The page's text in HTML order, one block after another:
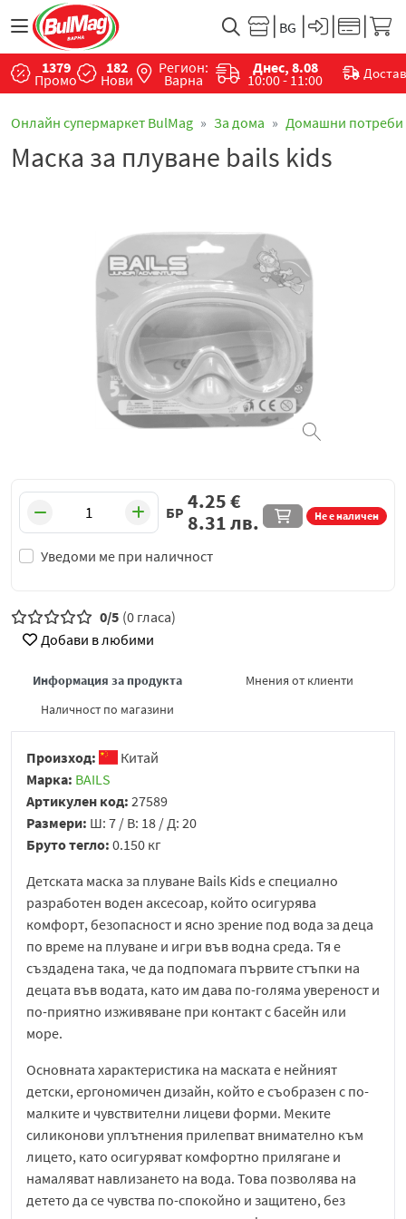
1379
Промо
182
Нови
Регион:
Варна
Днес, 8.08
10:00 - 11:00
Онлайн супермаркет BulMag За дома Домашни потреби
Маска за плуване bails kids
БР Не е наличен
Уведоми ме при наличност
4.25€
8.31лв.
0/5 (0 гласа)
Добави в любими
Информация за продукта
Мнения от клиенти
Наличност по магазини
Произход:
Китай
Марка: BAILS
Артикулен код: 27589
Размери: Ш: 7 / В: 18 / Д: 20
Бруто тегло: 0.150 кг
Детската маска за плуване Bails Kids е специално
разработен воден аксесоар, който осигурява
комфорт, безопасност и ясно зрение под вода за деца
по време на плуване и игри във водна среда. Тя е
създадена така, че да подпомага първите стъпки на
децата във водата, като им дава по-голяма увереност и
по-приятно изживяване при контакт с басейн или
море.
Основната характеристика на маската е нейният
детски, ергономичен дизайн, който е съобразен с по-
малките и чувствителни лицеви форми. Меките
силиконови уплътнения прилепват внимателно към
лицето, като осигуряват комфортно прилягане и
намаляват навлизането на вода. Това позволява на
детето да се чувства по-спокойно и защитено, без